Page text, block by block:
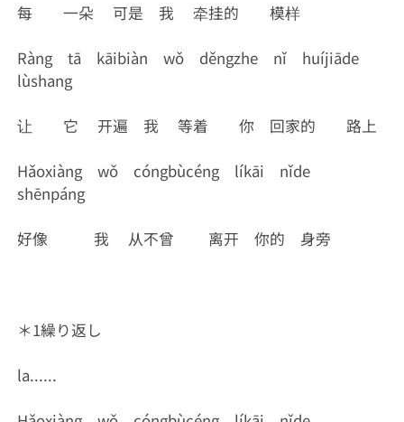
每 一朵 可是 我 牵挂的 模样
Ràng tā kāibiàn wǒ děngzhe nǐ huíjiāde
lùshang
让 它 开遍 我 等着 你 回家的 路上
Hǎoxiàng wǒ cóngbùcéng líkāi nǐde
shēnpáng
好像 我 从不曾 离开 你的 身旁
＊1繰り返し
la......